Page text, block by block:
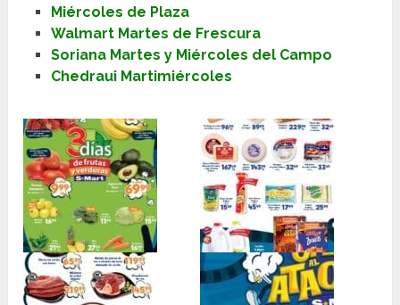
Miércoles de Plaza
Walmart Martes de Frescura
Soriana Martes y Miércoles del Campo
Chedraui Martimiércoles